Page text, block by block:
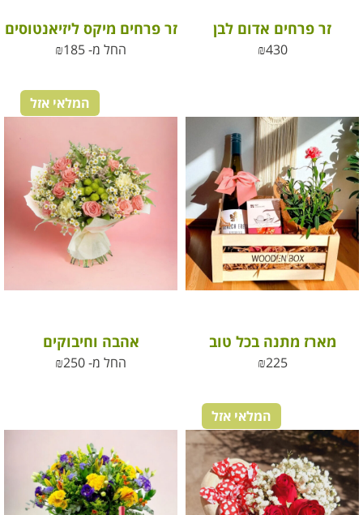
זר פרחים אדום לבן
₪430
זר פרחים מיקס ליזיאנטוסים
החל מ- ₪185
מארז מתנה בכל טוב
₪225
המלאי אזל
אהבה וחיבוקים
החל מ- ₪250
המלאי אזל